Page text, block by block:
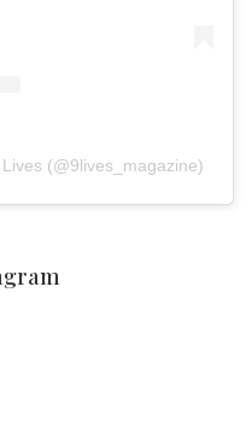
(@9lives_magazine)